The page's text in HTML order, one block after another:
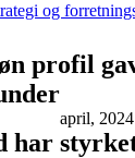
og
profil
april, 2024
har